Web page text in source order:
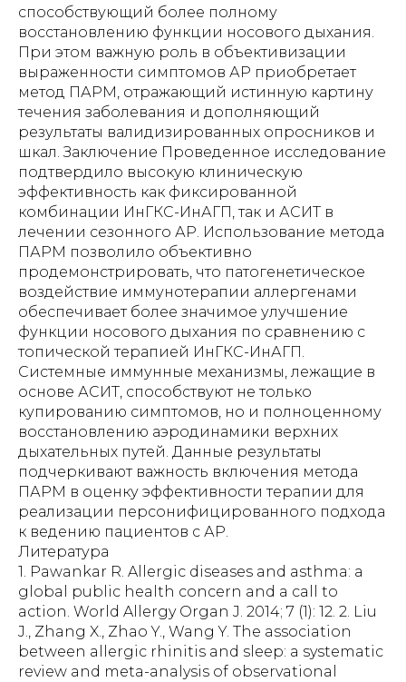
Литература
1. Pawankar R. Allergic diseases and asthma: a
global public health concern and a call to
action. World Allergy Organ J. 2014; 7 (1): 12. 2. Liu
J., Zhang X., Zhao Y., Wang Y. The association
between allergic rhinitis and sleep: a systematic
review and meta-analysis of observational